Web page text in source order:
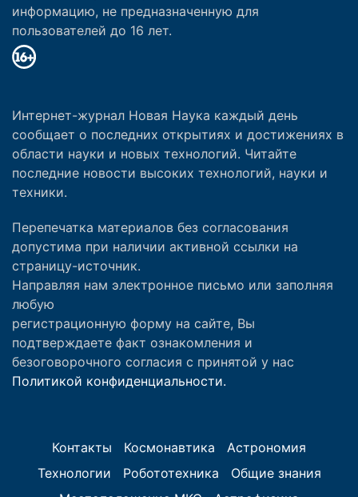
информацию, не предназначенную для
пользователей до 16 лет.
Интернет-журнал Новая Наука каждый день
сообщает о последних открытиях и достижениях в
области науки и новых технологий. Читайте
последние новости высоких технологий, науки и
техники.
Перепечатка материалов без согласования
допустима при наличии активной ссылки на
страницу-источник.
Направляя нам электронное письмо или заполняя
любую
регистрационную форму на сайте, Вы
подтверждаете факт ознакомления и
безоговорочного согласия с принятой у нас
Политикой конфиденциальности.
Контакты Космонавтика
Астрономия
Технологии
Робототехника
Общие знания